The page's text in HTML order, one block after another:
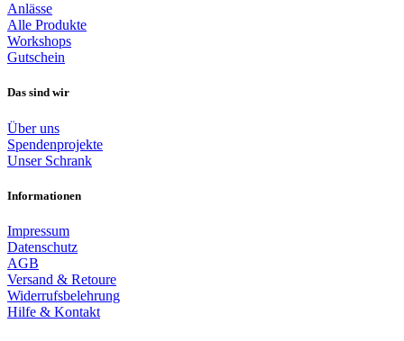
Anlässe
Alle Produkte
Workshops
Gutschein
Das sind wir
Über uns
Spendenprojekte
Unser Schrank
Informationen
Impressum
Datenschutz
AGB
Versand & Retoure
Widerrufsbelehrung
Hilfe & Kontakt